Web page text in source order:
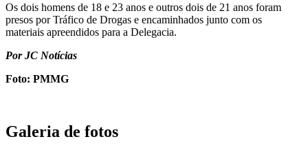
Os dois homens de 18 e 23 anos e outros dois de 21 anos foram
presos por Tráfico de Drogas e encaminhados junto com os
materiais apreendidos para a Delegacia.
Por JC Notícias
Foto: PMMG
Galeria de fotos